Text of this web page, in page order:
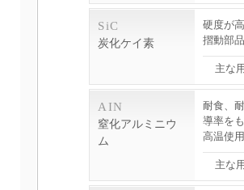
SiC
炭化ケイ素
硬度が
摺動部
主な
AIN
窒化アルミニウ
ム
耐食、
導率をも
高温使
主な